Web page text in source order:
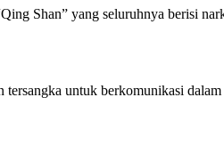
Shan” yang seluruhnya berisi
untuk berkomunikasi